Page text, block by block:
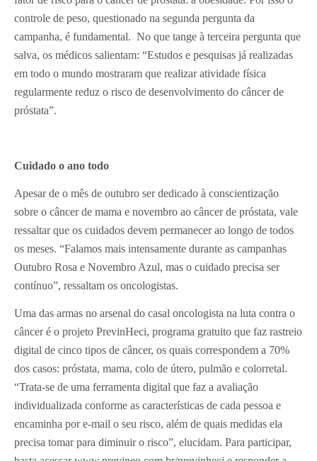
controle de peso, questionado na segunda pergunta da
campanha, é fundamental. No que tange à terceira pergunta que
salva, os médicos salientam: “Estudos e pesquisas já realizadas
em todo o mundo mostraram que realizar atividade física
regularmente reduz o risco de desenvolvimento do câncer de
próstata”.
Cuidado o ano todo
Apesar de o mês de outubro ser dedicado à conscientização
sobre o câncer de mama e novembro ao câncer de próstata, vale
ressaltar que os cuidados devem permanecer ao longo de todos
os meses. “Falamos mais intensamente durante as campanhas
Outubro Rosa e Novembro Azul, mas o cuidado precisa ser
contínuo”, ressaltam os oncologistas.
Uma das armas no arsenal do casal oncologista na luta contra o
câncer é o projeto PrevinHeci, programa gratuito que faz rastreio
digital de cinco tipos de câncer, os quais correspondem a 70%
dos casos: próstata, mama, colo de útero, pulmão e colorretal.
“Trata-se de uma ferramenta digital que faz a avaliação
individualizada conforme as características de cada pessoa e
encaminha por e-mail o seu risco, além de quais medidas ela
precisa tomar para diminuir o risco”, elucidam. Para participar,